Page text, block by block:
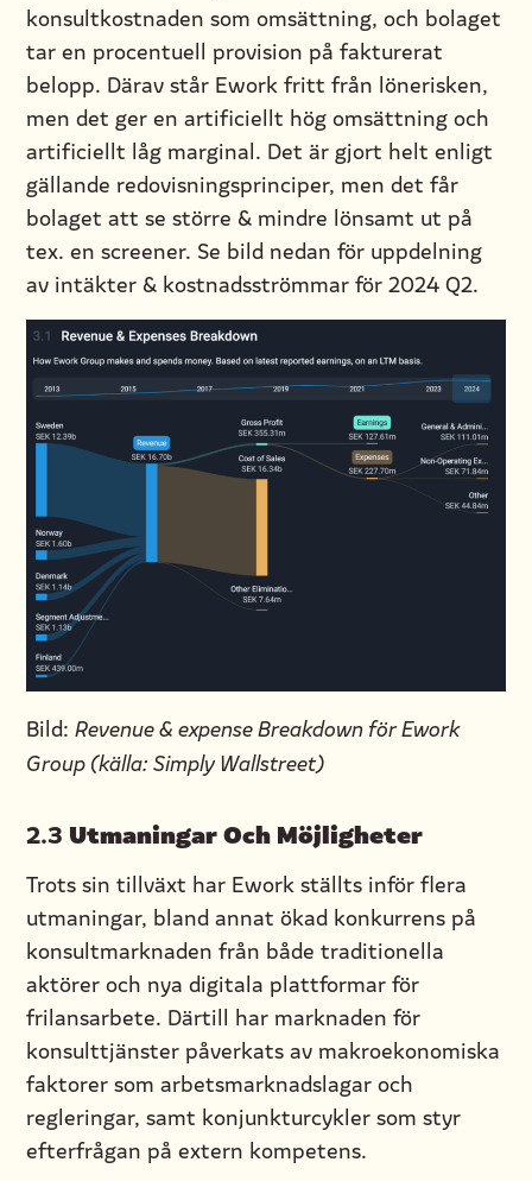
konsultkostnaden som omsättning, och bolaget
tar en procentuell provision på fakturerat
belopp. Därav står Ework fritt från lönerisken,
men det ger en artificiellt hög omsättning och
artificiellt låg marginal. Det är gjort helt enligt
gällande redovisningsprinciper, men det får
bolaget att se större & mindre lönsamt ut på
tex. en screener. Se bild nedan för uppdelning
av intäkter & kostnadsströmmar för 2024 Q2.
Bild: Revenue & expense Breakdown för Ework
Group (källa: Simply Wallstreet)
2.3 Utmaningar Och Möjligheter
Trots sin tillväxt har Ework ställts inför flera
utmaningar, bland annat ökad konkurrens på
konsultmarknaden från både traditionella
aktörer och nya digitala plattformar för
frilansarbete. Därtill har marknaden för
konsulttjänster påverkats av makroekonomiska
faktorer som arbetsmarknadslagar och
regleringar, samt konjunkturcykler som styr
efterfrågan på extern kompetens.